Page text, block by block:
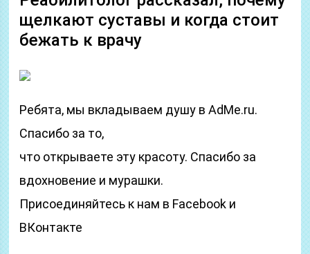
щелкают суставы и когда стоит
бежать к врачу
Ребята, мы вкладываем душу в AdMe.ru.
Cпасибо за то,
что открываете эту красоту. Спасибо за
вдохновение и мурашки.
Присоединяйтесь к нам в Facebook и
ВКонтакте